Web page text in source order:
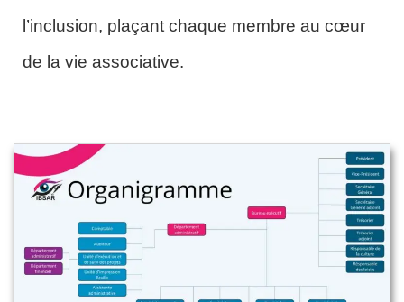
l’inclusion, plaçant chaque membre au cœur
de la vie associative.